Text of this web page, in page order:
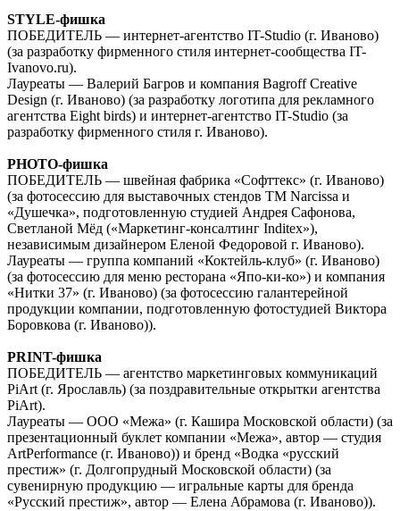
STYLE-фишка
ПОБЕДИТЕЛЬ — интернет-агентство IT-Studio (г. Иваново)
(за разработку фирменного стиля интернет-сообщества IT-
Ivanovo.ru).
Лауреаты — Валерий Багров и компания Bagroff Creative
Design (г. Иваново) (за разработку логотипа для рекламного
агентства Eight birds) и интернет-агентство IT-Studio (за
разработку фирменного стиля г. Иваново).
PHOTO-фишка
ПОБЕДИТЕЛЬ — швейная фабрика «Софттекс» (г. Иваново)
(за фотосессию для выставочных стендов ТМ Narcissa и
«Душечка», подготовленную студией Андрея Сафонова,
Светланой Мёд («Маркетинг-консалтинг Inditex»),
независимым дизайнером Еленой Федоровой г. Иваново).
Лауреаты — группа компаний «Коктейль-клуб» (г. Иваново)
(за фотосессию для меню ресторана «Япо-ки-ко») и компания
«Нитки 37» (г. Иваново) (за фотосессию галантерейной
продукции компании, подготовленную фотостудией Виктора
Боровкова (г. Иваново)).
PRINT-фишка
ПОБЕДИТЕЛЬ — агентство маркетинговых коммуникаций
PiArt (г. Ярославль) (за поздравительные открытки агентства
PiArt).
Лауреаты — ООО «Межа» (г. Кашира Московской области) (за
презентационный буклет компании «Межа», автор — студия
ArtPerformance (г. Иваново)) и бренд «Водка «русский
престиж» (г. Долгопрудный Московской области) (за
сувенирную продукцию — игральные карты для бренда
«Русский престиж», автор — Елена Абрамова (г. Иваново)).